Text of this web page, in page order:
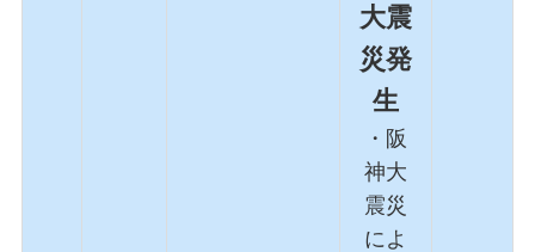
大震
災発
生
・阪
神大
震災
によ